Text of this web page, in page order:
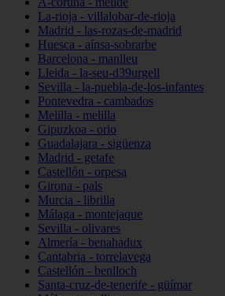
La-rioja - villalobar-de-rioja
Madrid - las-rozas-de-madrid
Huesca - aínsa-sobrarbe
Barcelona - manlleu
Lleida - la-seu-d39urgell
Sevilla - la-puebla-de-los-infantes
Pontevedra - cambados
Melilla - melilla
Gipuzkoa - orio
Guadalajara - sigüenza
Madrid - getafe
Castellón - orpesa
Girona - pals
Murcia - librilla
Málaga - montejaque
Sevilla - olivares
Almería - benahadux
Cantabria - torrelavega
Castellón - benlloch
Santa-cruz-de-tenerife - güímar